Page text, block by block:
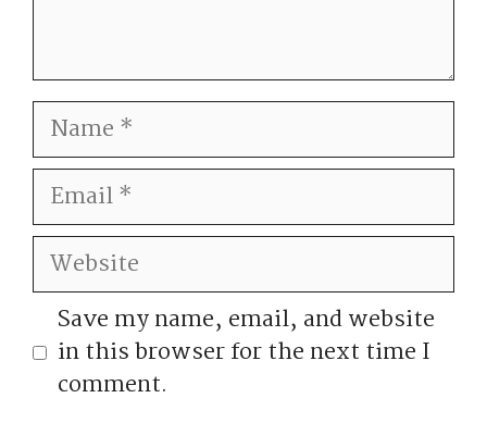
Name
Email
Website
Save my name, email, and website
in this browser for the next time I
comment.